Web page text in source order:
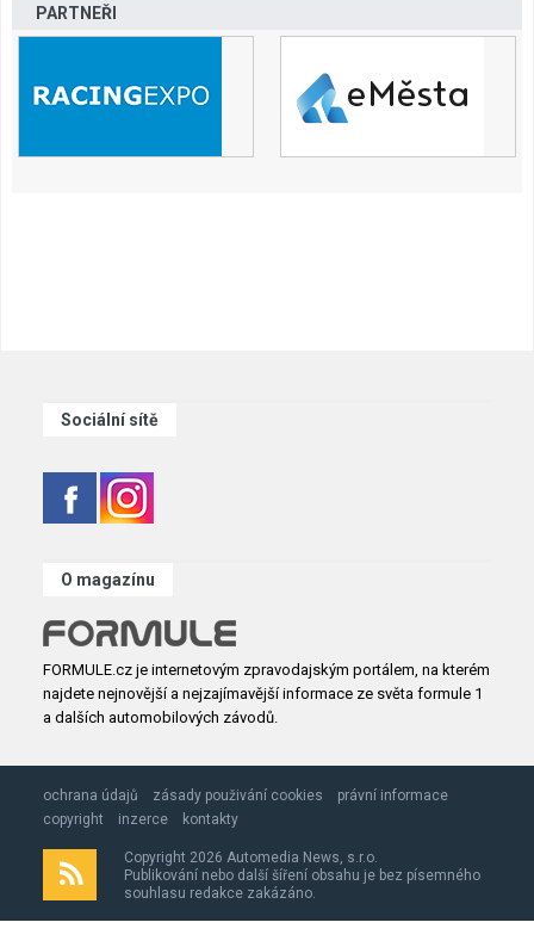
PARTNEŘI
Sociální sítě
O magazínu
FORMULE.cz je internetovým zpravodajským portálem, na kterém
najdete nejnovější a nejzajímavější informace ze světa formule 1
a dalších automobilových závodů.
ochrana údajů zásady použivání cookies
právní informace
copyright
inzerce kontakty
Copyright 2026 Automedia News, s.r.o.
Publikování nebo další šíření obsahu je bez písemného
souhlasu redakce zakázáno.